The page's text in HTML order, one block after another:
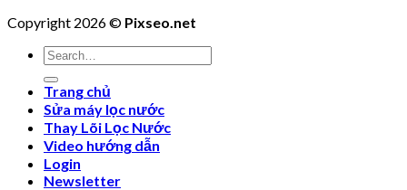
Copyright 2026 © Pixseo.net
Search
for:
Trang chủ
Sửa máy lọc nước
Thay Lõi Lọc Nước
Video hướng dẫn
Login
Newsletter